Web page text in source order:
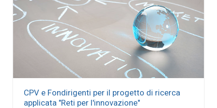
CPV e Fondirigenti per il progetto di ricerca
applicata "Reti per l'innovazione"